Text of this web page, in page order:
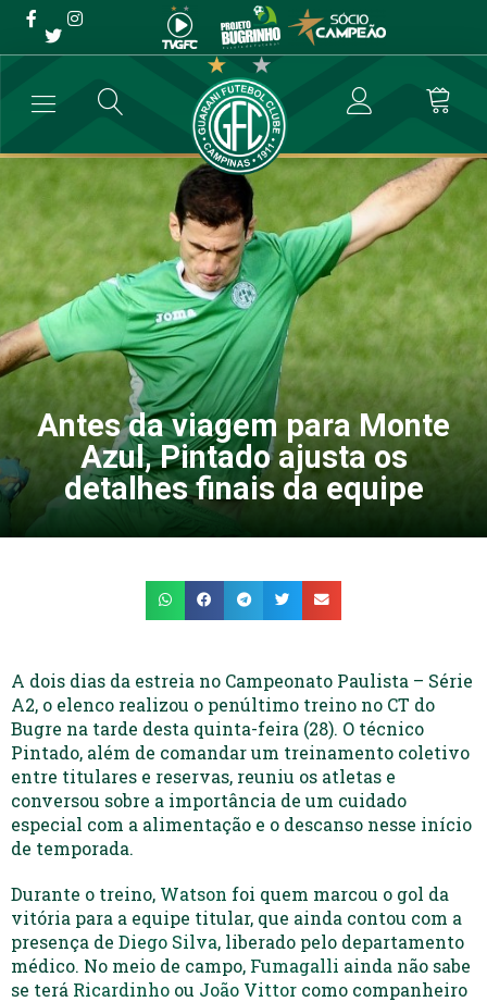
Antes da viagem para
Monte Azul, Pintado ajusta
os detalhes finais da equipe
→ Futebol Profissional → Antes da viagem para Monte Azul,
Antes da viagem para Monte
Azul, Pintado ajusta os
detalhes finais da equipe
A dois dias da estreia no Campeonato Paulista – Série
A2, o elenco realizou o penúltimo treino no CT do
Bugre na tarde desta quinta-feira (28). O técnico
Pintado, além de comandar um treinamento coletivo
entre titulares e reservas, reuniu os atletas e
conversou sobre a importância de um cuidado
especial com a alimentação e o descanso nesse início
de temporada.
Durante o treino, Watson foi quem marcou o gol da
vitória para a equipe titular, que ainda contou com a
presença de Diego Silva, liberado pelo departamento
médico. No meio de campo, Fumagalli ainda não sabe
se terá Ricardinho ou João Vittor como companheiro